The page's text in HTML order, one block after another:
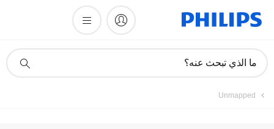
دعم
ما الذي تبحث عنه؟
Unmapped